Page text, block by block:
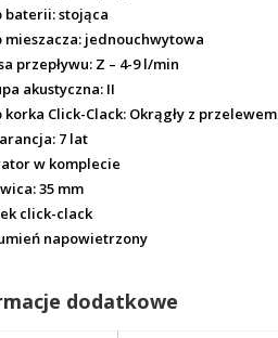
baterii:stojąca
mieszacza: jednouchwytowa
przepływu: Z – 4-9 l/min
akustyczna: II
korka Click-Clack: Okrągły z przelewem
7 lat
w komplecie
35 mm
click-clack
napowietrzony
dodatkowe